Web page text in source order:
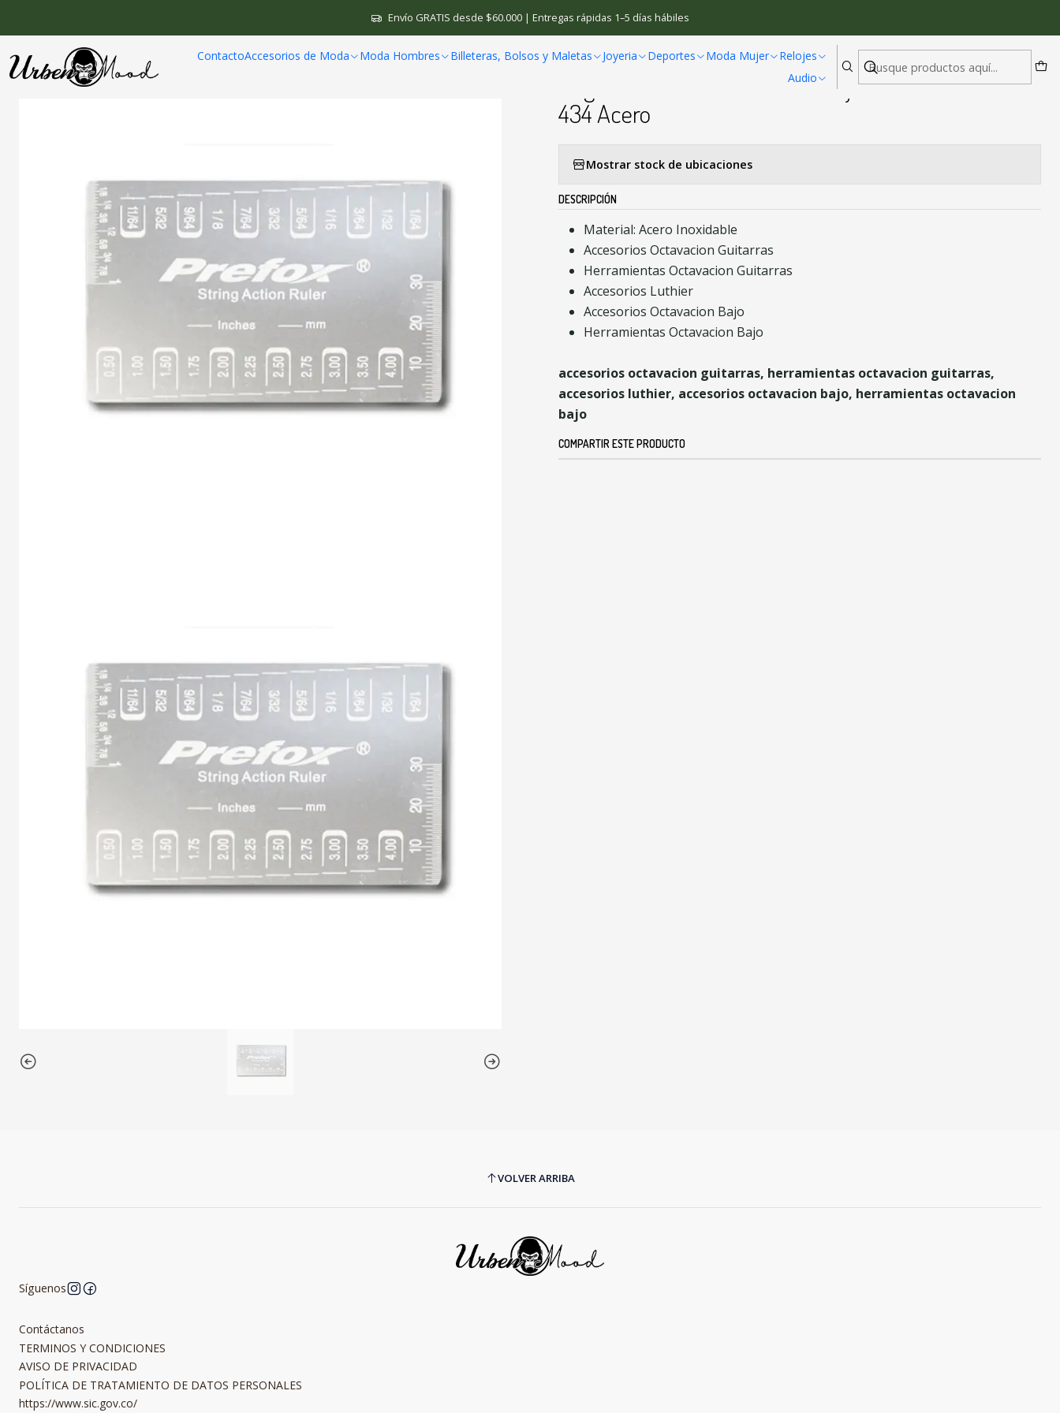
ContactoAccesorios de Moda Moda Hombres Billeteras, Bolsos y Maletas Joyeria Deportes Moda Mujer
Relojes
Audio
Envío GRATIS desde $60.000 | Entregas rápidas 1–5 días hábiles
Instrumentos Musicales Accesorios Regleta Octavacion Guitarra Bajo Altura Cuerdas 434 Acero
Regleta Octavacion Guitarra Bajo Altura Cuerdas
434 Acero
Mostrar stock de ubicaciones
DESCRIPCIÓN
Material: Acero Inoxidable
Accesorios Octavacion Guitarras
Herramientas Octavacion Guitarras
Accesorios Luthier
Accesorios Octavacion Bajo
Herramientas Octavacion Bajo
accesorios octavacion guitarras, herramientas octavacion guitarras,
accesorios luthier, accesorios octavacion bajo, herramientas octavacion
bajo
COMPARTIR ESTE PRODUCTO
VOLVER ARRIBA
Síguenos
Contáctanos
TERMINOS Y CONDICIONES
AVISO DE PRIVACIDAD
POLÍTICA DE TRATAMIENTO DE DATOS PERSONALES
https://www.sic.gov.co/